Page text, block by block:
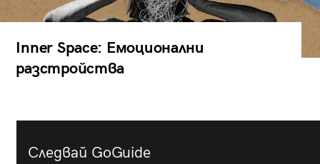
Inner Space: Емоционални
разстройства
Следвай GoGuide